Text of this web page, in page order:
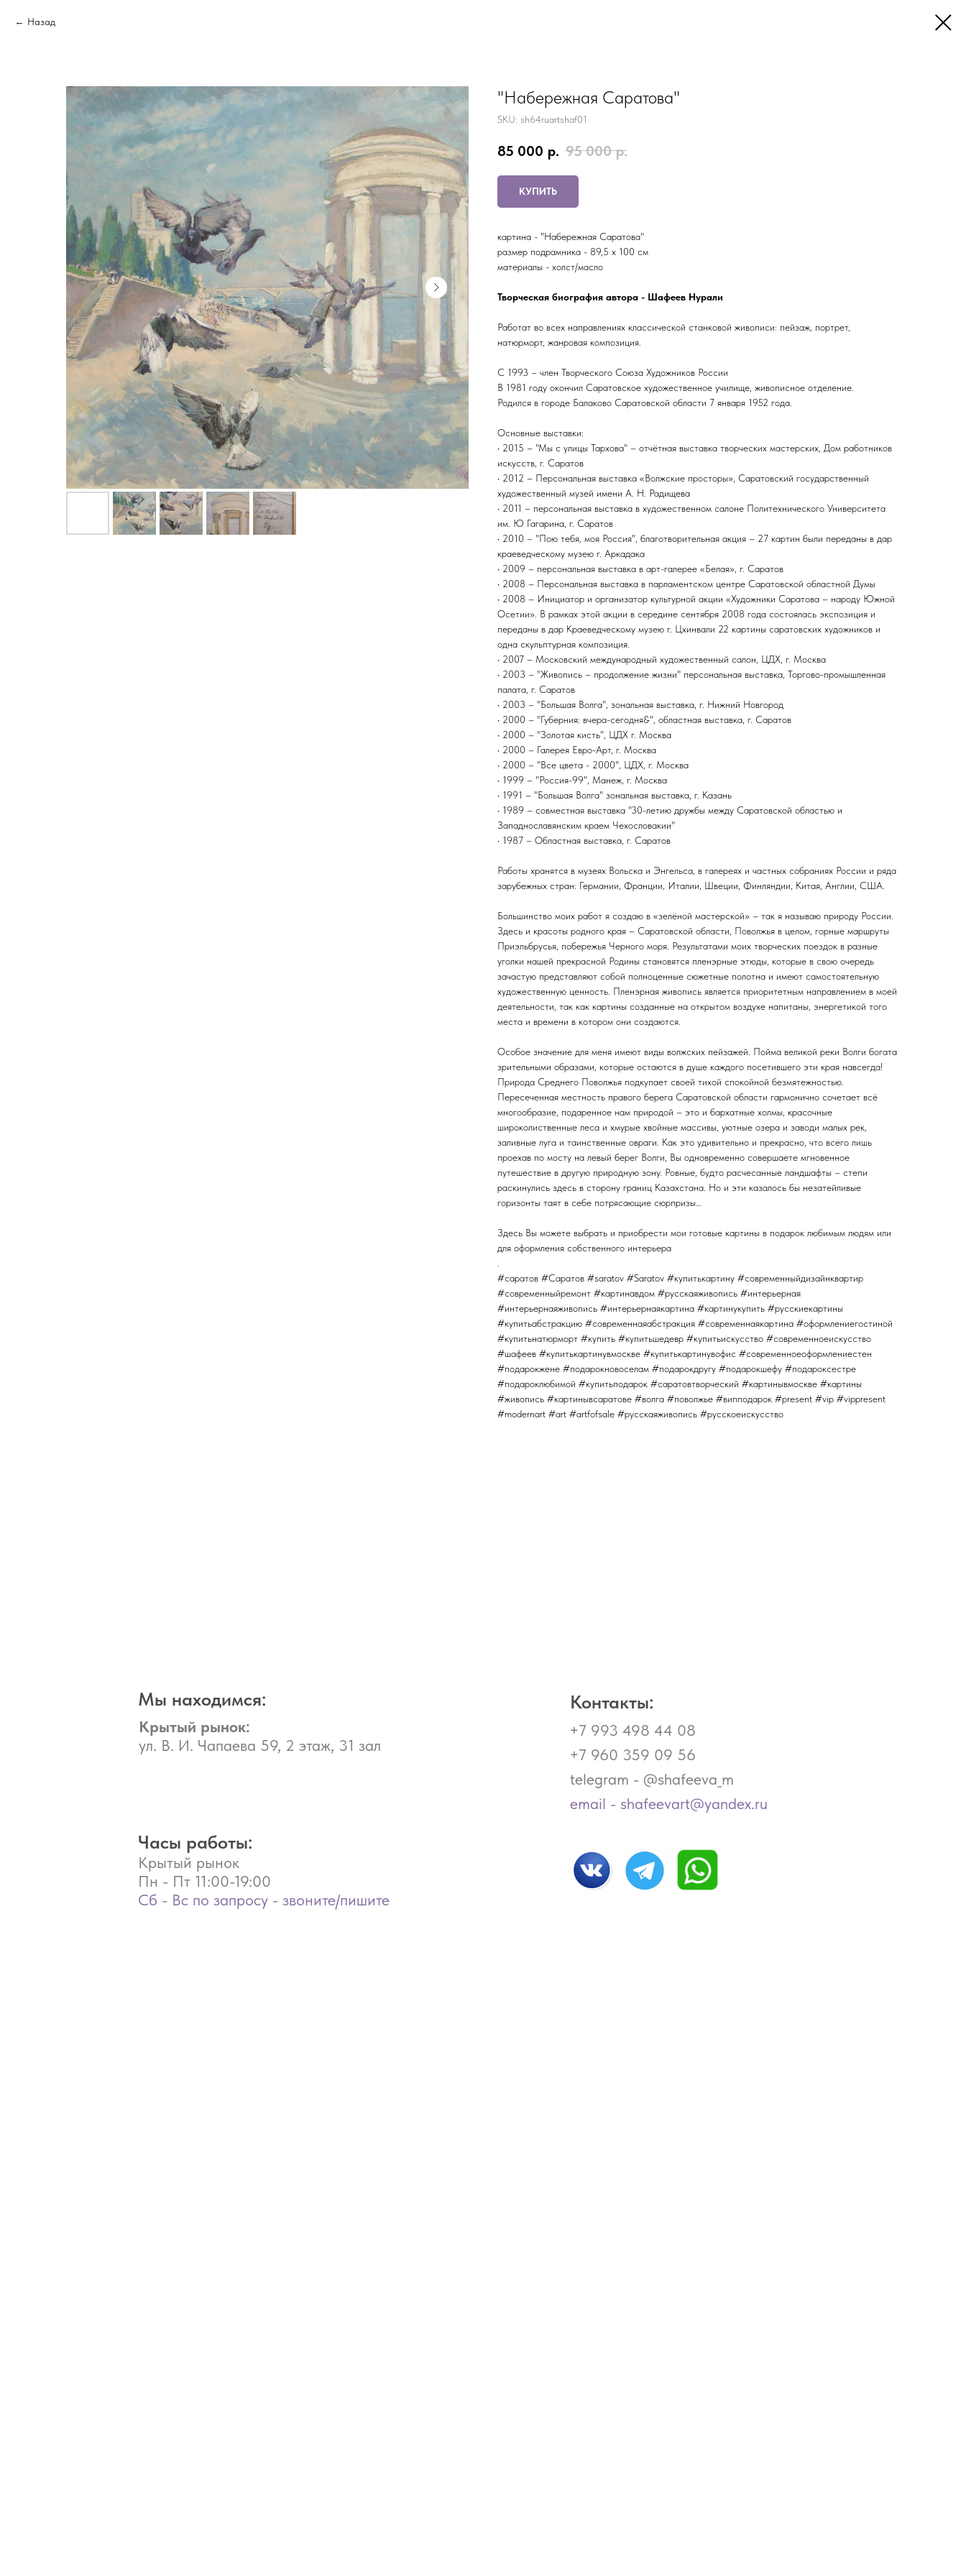
Назад
"Набережная Саратова"
SKU: sh64ruartshaf01
85 000 р. 95 000 р.
КУПИТЬ
картина - "Набережная Саратова"
размер подрамника - 89,5 x 100 см
материалы - холст/масло
Творческая биография автора - Шафеев Нурали
Работат во всех направлениях классической станковой живописи: пейзаж, портрет,
натюрморт, жанровая композиция.
С 1993 – член Творческого Союза Художников России
В 1981 году окончил Саратовское художественное училище, живописное отделение.
Родился в городе Балаково Саратовской области 7 января 1952 года.
Основные выставки:
• 2015 – "Мы с улицы Тархова" – отчётная выставка творческих мастерских, Дом работников
искусств, г. Саратов
• 2012 – Персональная выставка «Волжские просторы», Саратовский государственный
художественный музей имени А. Н. Радищева
• 2011 – персональная выставка в художественном салоне Политехнического Университета
им. Ю Гагарина, г. Саратов
• 2010 – "Пою тебя, моя Россия", благотворительная акция – 27 картин были переданы в дар
краеведческому музею г. Аркадака
• 2009 – персональная выставка в арт-галерее «Белая», г. Саратов
• 2008 – Персональная выставка в парламентском центре Саратовской областной Думы
• 2008 – Инициатор и организатор культурной акции «Художники Саратова – народу Южной
Осетии». В рамках этой акции в середине сентября 2008 года состоялась экспозиция и
переданы в дар Краеведческому музею г. Цхинвали 22 картины саратовских художников и
одна скульптурная композиция.
• 2007 – Московский международный художественный салон, ЦДХ, г. Москва
• 2003 – "Живопись – продолжение жизни" персональная выставка, Торгово-промышленная
палата, г. Саратов
• 2003 – "Большая Волга", зональная выставка, г. Нижний Новгород
• 2000 – "Губерния: вчера-сегодня&", областная выставка, г. Саратов
• 2000 – "Золотая кисть", ЦДХ г. Москва
• 2000 – Галерея Евро-Арт, г. Москва
• 2000 – "Все цвета - 2000", ЦДХ, г. Москва
• 1999 – "Россия-99", Манеж, г. Москва
• 1991 – "Большая Волга" зональная выставка, г. Казань
• 1989 – совместная выставка "30-летию дружбы между Саратовской областью и
Западнославянским краем Чехословакии"
• 1987 – Областная выставка, г. Саратов
Работы хранятся в музеях Вольска и Энгельса, в галереях и частных собраниях России и ряда
зарубежных стран: Германии, Франции, Италии, Швеции, Финляндии, Китая, Англии, США.
Большинство моих работ я создаю в «зелёной мастерской» – так я называю природу России.
Здесь и красоты родного края – Саратовской области, Поволжья в целом, горные маршруты
Приэльбрусья, побережья Черного моря. Результатами моих творческих поездок в разные
уголки нашей прекрасной Родины становятся пленэрные этюды, которые в свою очередь
зачастую представляют собой полноценные сюжетные полотна и имеют самостоятельную
художественную ценность. Пленэрная живопись является приоритетным направлением в моей
деятельности, так как картины созданные на открытом воздухе напитаны, энергетикой того
места и времени в котором они создаются.
Особое значение для меня имеют виды волжских пейзажей. Пойма великой реки Волги богата
зрительными образами, которые остаются в душе каждого посетившего эти края навсегда!
Природа Среднего Поволжья подкупает своей тихой спокойной безмятежностью.
Пересеченная местность правого берега Саратовской области гармонично сочетает всё
многообразие, подаренное нам природой – это и бархатные холмы, красочные
широколиственные леса и хмурые хвойные массивы, уютные озера и заводи малых рек,
заливные луга и таинственные овраги. Как это удивительно и прекрасно, что всего лишь
проехав по мосту на левый берег Волги, Вы одновременно совершаете мгновенное
путешествие в другую природную зону. Ровные, будто расчесанные ландшафты – степи
раскинулись здесь в сторону границ Казахстана. Но и эти казалось бы незатейливые
горизонты таят в себе потрясающие сюрпризы…
Здесь Вы можете выбрать и приобрести мои готовые картины в подарок любимым людям или
для оформления собственного интерьера
#саратов #Саратов #saratov #Saratov #купитькартину #современныйдизайнквартир
#современныйремонт #картинавдом #русскаяживопись #интерьерная
#интерьернаяживопись #интерьернаякартина #картинукупить #русскиекартины
#купитьабстракцию #современнаяабстракция #современнаякартина #оформлениегостиной
#купитьнатюрморт #купить #купитьшедевр #купитьискусство #современноеискусство
#шафеев #купитькартинувмоскве #купитькартинувофис #современноеоформлениестен
#подарокжене #подарокновоселам #подарокдругу #подарокшефу #подароксестре
#подароклюбимой #купитьподарок #саратовтворческий #картинывмоскве #картины
#живопись #картинывсаратове #волга #поволжье #випподарок #present #vip #vippresent
#modernart #art #artfofsale #русскаяживопись #русскоеискусство
+7 993 498 44 08
+7 960 359 09 56
Крытый рынок:
ул. В. И. Чапаева 59, 2 этаж, 31 зал
Мы находимся: Контакты:
Крытый рынок
Пн - Пт 11:00-19:00
Сб - Вс по запросу - звоните/пишите
Часы работы:
telegram - @shafeeva_m
email - shafeevart@yandex.ru